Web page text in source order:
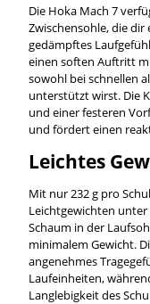
Die Hoka Mach 7
Zwischensohle, die
gedämpftes
einen soften Auftritt
sowohl bei schnellen
unterstützt wirst. Die
und einer festeren
und fördert einen
Leichtes
Mit nur 232 g pro
Leichtgewichten unter
Schaum in der
minimalem Gewicht.
angenehmes
Laufeinheiten,
Langlebigkeit des